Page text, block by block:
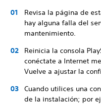
Revisa la página de
hay alguna falla del
mantenimiento.
Reinicia la consola
conéctate a Internet
Vuelve a ajustar la
Cuando utilices una
de la instalación; por